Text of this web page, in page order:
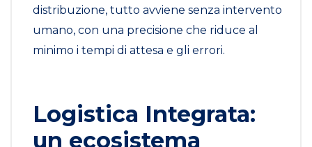
distribuzione, tutto avviene senza intervento
umano, con una precisione che riduce al
minimo i tempi di attesa e gli errori.
Logistica Integrata:
un ecosistema